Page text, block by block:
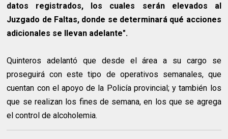
datos registrados, los cuales serán elevados al
Juzgado de Faltas, donde se determinará qué acciones
adicionales se llevan adelante".
Quinteros adelantó que desde el área a su cargo se
proseguirá con este tipo de operativos semanales, que
cuentan con el apoyo de la Policía provincial; y también los
que se realizan los fines de semana, en los que se agrega
el control de alcoholemia.